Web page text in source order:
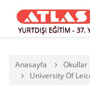
YURTDIŞI EĞİTİM - 37.
Anasayfa Okullar
University Of